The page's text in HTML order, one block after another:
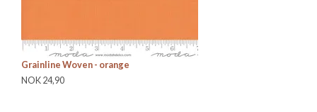
Grainline Woven - orange
NOK 24,90